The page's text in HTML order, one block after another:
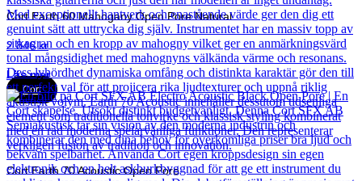
Cort Earth 60 Mahogany Open Pore Natural
2 846kr
Läs mer
Cort
Cort Earth 70 Acoustic Open Pore